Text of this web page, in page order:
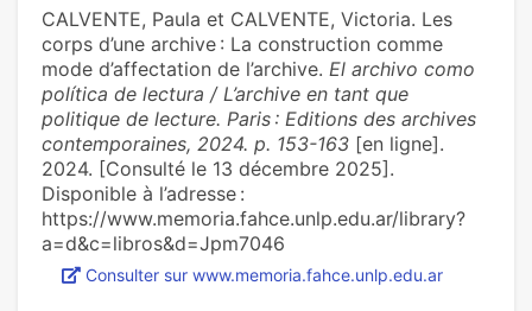
CALVENTE, Paula et CALVENTE, Victoria. Les
corps d’une archive : La construction comme
mode d’affectation de l’archive. El archivo como
política de lectura / L’archive en tant que
politique de lecture. Paris : Editions des archives
contemporaines, 2024. p. 153-163 [en ligne].
2024. [Consulté le 13 décembre 2025].
Disponible à l’adresse :
https://www.memoria.fahce.unlp.edu.ar/library?
a=d&c=libros&d=Jpm7046
Consulter sur www.memoria.fahce.unlp.edu.ar